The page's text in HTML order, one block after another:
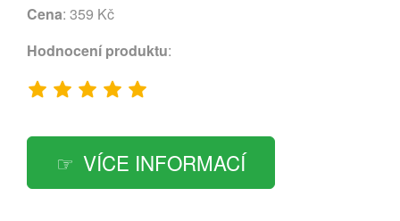
Cena: 359 Kč
Hodnocení produktu:
VÍCE INFORMACÍ